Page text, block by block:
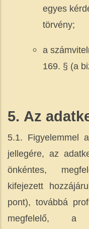
egyes
törvény;
a
169. § (a
5. Az
5.1. Figyelemmel
jellegére, az
önkéntes,
kifejezett
pont), továbbá
megfelelő, a